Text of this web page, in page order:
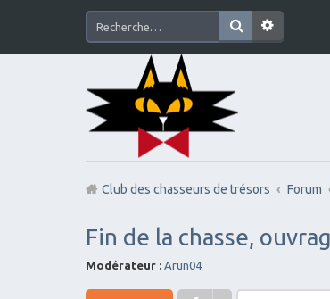
Club des chasseurs de trésors Forum
Fin de la chasse,
Modérateur : Arun04